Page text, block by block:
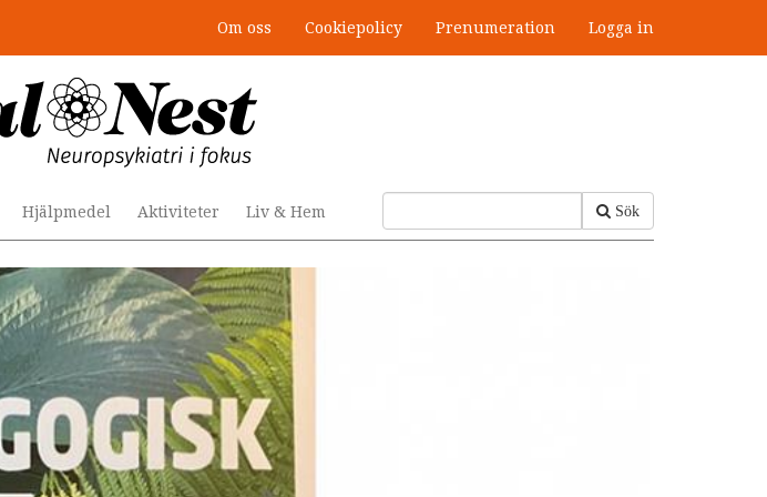
Om oss Cookiepolicy Prenumeration Logga in
Sök
Hjälpmedel Aktiviteter Liv & Hem